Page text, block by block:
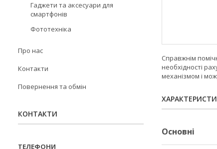
Справжнім
необхідності
механізмом і
Основні
Гаджети та аксесуари для
смартфонів
Фототехніка
Про нас
Контакти
Повернення та обмін
КОНТАКТИ